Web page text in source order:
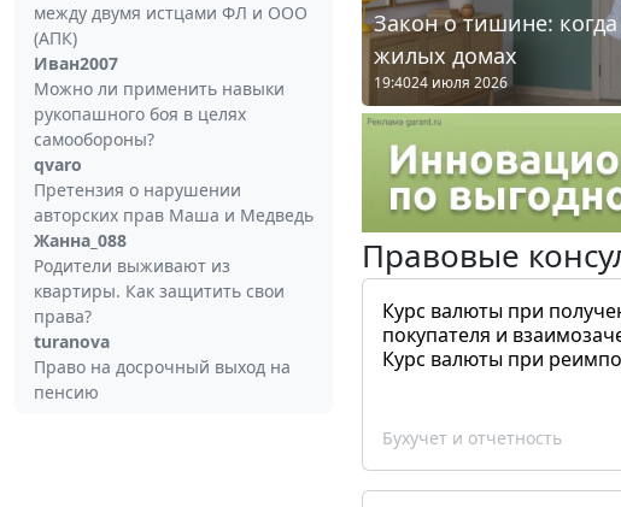
между двумя истцами ФЛ и ООО
(АПК)
Иван2007
Можно ли применить навыки
рукопашного боя в целях
самообороны?
qvaro
Претензия о нарушении
авторских прав Маша и Медведь
Жанна_088
Родители выживают из
квартиры. Как защитить свои
права?
turanova
Право на досрочный выход на
пенсию
Закон о тишине:
жилых домах
19:4024 июля 2026
Правовые
Курс валюты при
покупателя и
Курс валюты при
Бухучет и отчетность